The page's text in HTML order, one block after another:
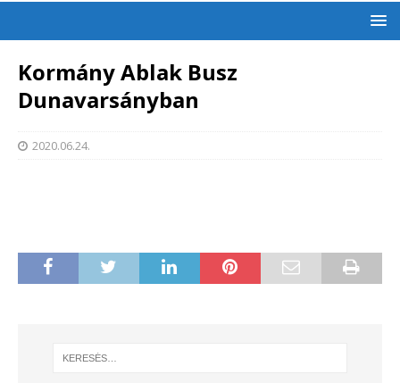
Kormány Ablak Busz
Dunavarsányban
2020.06.24.